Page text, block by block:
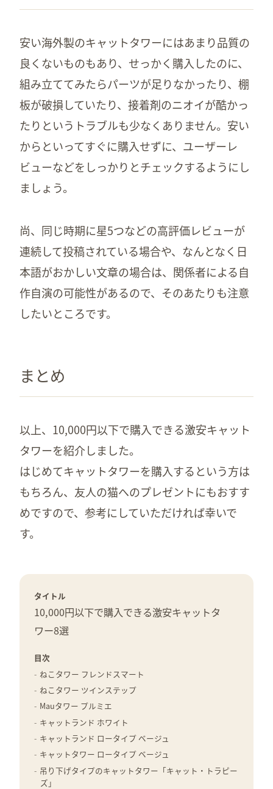
安い海外製のキャットタワーにはあまり品質の
良くないものもあり、せっかく購入したのに、
組み立ててみたらパーツが足りなかったり、棚
板が破損していたり、接着剤のニオイが酷かっ
たりというトラブルも少なくありません。安い
からといってすぐに購入せずに、ユーザーレ
ビューなどをしっかりとチェックするようにし
ましょう。
尚、同じ時期に星5つなどの高評価レビューが
連続して投稿されている場合や、なんとなく日
本語がおかしい文章の場合は、関係者による自
作自演の可能性があるので、そのあたりも注意
したいところです。
まとめ
以上、10,000円以下で購入できる激安キャット
タワーを紹介しました。
はじめてキャットタワーを購入するという方は
もちろん、友人の猫へのプレゼントにもおすす
めですので、参考にしていただければ幸いで
す。
タイトル
10,000円以下で購入できる激安キャットタ
ワー8選
目次
ねこタワー フレンドスマート
ねこタワー ツインステップ
Mauタワー プルミエ
キャットランド ホワイト
キャットランド ロータイプ ベージュ
キャットタワー ロータイプ ベージュ
吊り下げタイプのキャットタワー「キャット・トラピー
ズ」